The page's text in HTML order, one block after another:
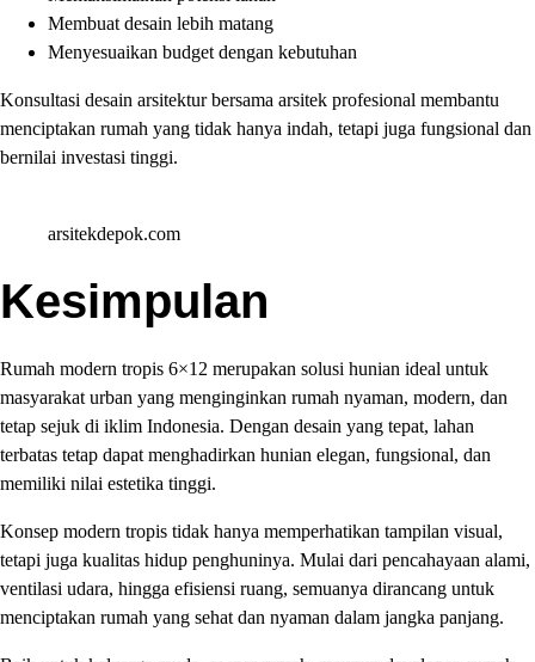
Membuat desain lebih matang
Menyesuaikan budget dengan kebutuhan
Konsultasi desain arsitektur bersama arsitek profesional membantu
menciptakan rumah yang tidak hanya indah, tetapi juga fungsional dan
bernilai investasi tinggi.
arsitekdepok.com
Kesimpulan
Rumah modern tropis 6×12 merupakan solusi hunian ideal untuk
masyarakat urban yang menginginkan rumah nyaman, modern, dan
tetap sejuk di iklim Indonesia. Dengan desain yang tepat, lahan
terbatas tetap dapat menghadirkan hunian elegan, fungsional, dan
memiliki nilai estetika tinggi.
Konsep modern tropis tidak hanya memperhatikan tampilan visual,
tetapi juga kualitas hidup penghuninya. Mulai dari pencahayaan alami,
ventilasi udara, hingga efisiensi ruang, semuanya dirancang untuk
menciptakan rumah yang sehat dan nyaman dalam jangka panjang.